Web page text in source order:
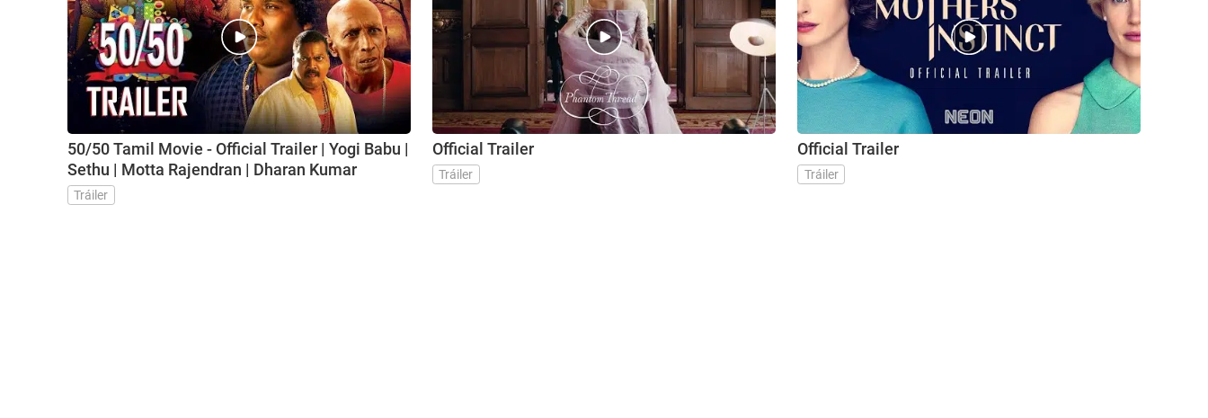
50/50 Tamil Movie - Official Trailer | Yogi Babu |
Sethu | Motta Rajendran | Dharan Kumar
Tráiler
Official Trailer
Tráiler
Official Trailer
Tráiler